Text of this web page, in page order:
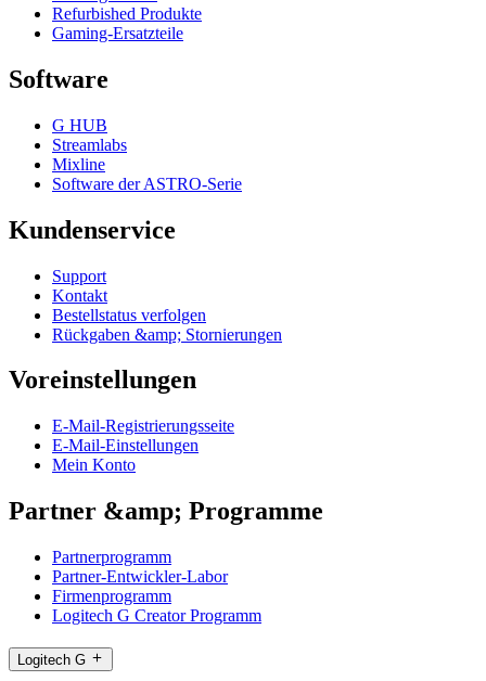
Refurbished Produkte
Gaming-Ersatzteile
Software
G HUB
Streamlabs
Mixline
Software der ASTRO-Serie
Kundenservice
Support
Kontakt
Bestellstatus verfolgen
Rückgaben &amp; Stornierungen
Voreinstellungen
E-Mail-Registrierungsseite
E-Mail-Einstellungen
Mein Konto
Partner &amp; Programme
Partnerprogramm
Partner-Entwickler-Labor
Firmenprogramm
Logitech G Creator Programm
Logitech G